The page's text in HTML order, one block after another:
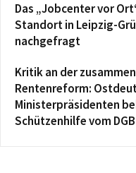
Das „Jobcenter vor
Standort in Leipzig-
nachgefragt
Kritik an der
Rentenreform:
Ministerpräsidenten
Schützenhilfe vom DGB